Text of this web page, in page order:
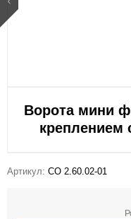
Ворота мини
креплением
Артикул: СО 2.60.02-01